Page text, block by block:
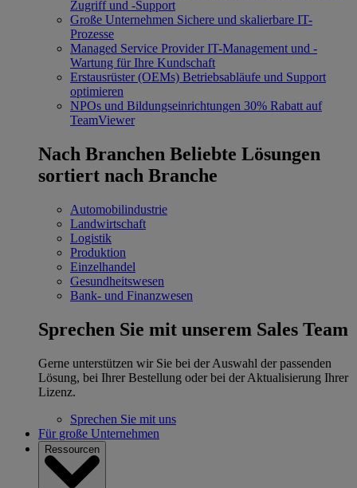
Zugriff und -Support
Große Unternehmen Sichere und skalierbare IT-
Prozesse
Managed Service Provider IT-Management und -
Wartung für Ihre Kundschaft
Erstausrüster (OEMs) Betriebsabläufe und Support
optimieren
NPOs und Bildungseinrichtungen 30% Rabatt auf
TeamViewer
Nach Branchen Beliebte Lösungen
sortiert nach Branche
Automobilindustrie
Landwirtschaft
Logistik
Produktion
Einzelhandel
Gesundheitswesen
Bank- und Finanzwesen
Sprechen Sie mit unserem Sales Team
Gerne unterstützen wir Sie bei der Auswahl der passenden
Lösung, bei Ihrer Bestellung oder bei der Aktualisierung Ihrer
Lizenz.
Sprechen Sie mit uns
Für große Unternehmen
Ressourcen